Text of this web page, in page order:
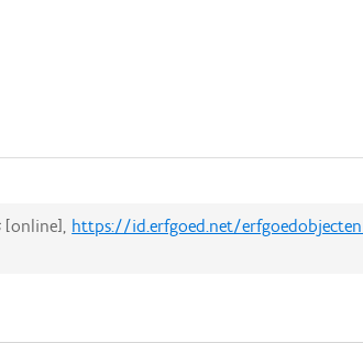
[online], https://id.erfgoed.net/